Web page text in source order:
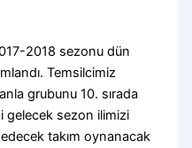
2018 sezonu dün
Temsilcimiz
grubunu 10. sırada
gelecek sezon ilimizi
takım oynanacak